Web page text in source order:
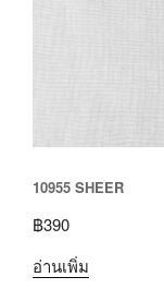
10955 SHEER
฿390
อ่านเพิ่ม